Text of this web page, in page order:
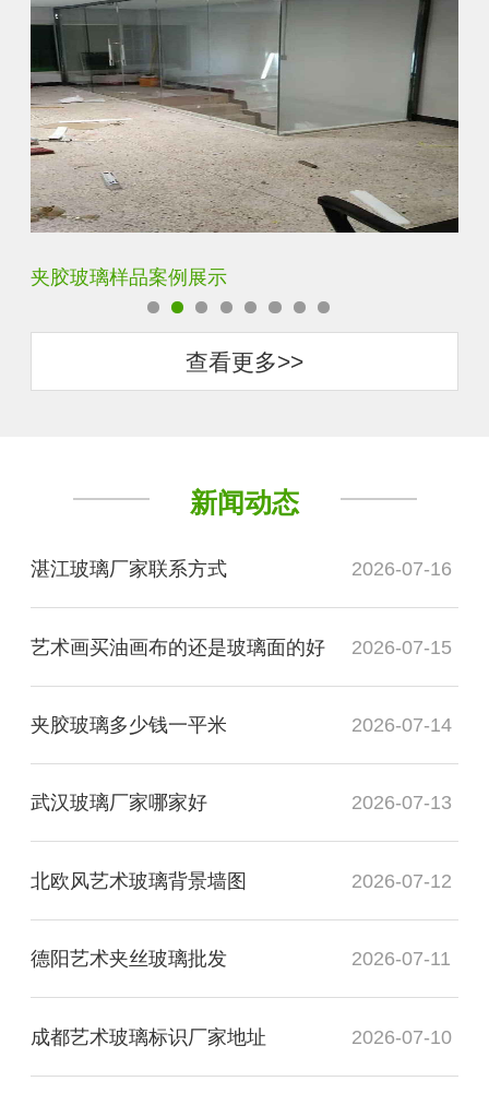
夹胶玻璃样品案例展示
查看更多>>
新闻动态
湛江玻璃厂家联系方式 2026-07-16
艺术画买油画布的还是玻璃面的好 2026-07-15
夹胶玻璃多少钱一平米 2026-07-14
武汉玻璃厂家哪家好 2026-07-13
北欧风艺术玻璃背景墙图 2026-07-12
德阳艺术夹丝玻璃批发 2026-07-11
成都艺术玻璃标识厂家地址 2026-07-10